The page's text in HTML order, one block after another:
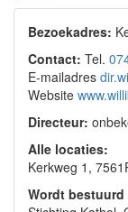
Bezoekadres:
Contact: Tel.
E-mailadres
Website
Directeur:
Alle locaties:
Kerkweg 1,
Wordt bestuurd